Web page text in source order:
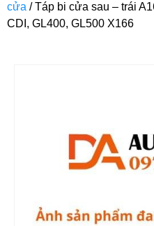
cửa / Táp bi cửa sau – trái
CDI, GL400, GL500 X166